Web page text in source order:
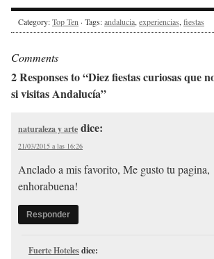
Category:Top Ten · Tags:andalucia, experiencias, fiestas
Comments
2 Responses to “Diez fiestas curiosas que
si visitas Andalucía”
naturaleza y arte dice:
21/03/2015 a las 16:26
Anclado a mis favorito, Me gusto tu pagina,
enhorabuena!
Responder
Fuerte Hotelesdice: